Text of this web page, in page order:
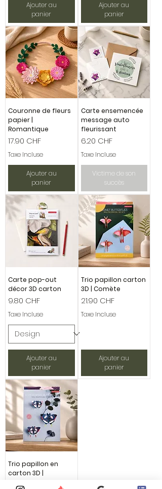
Ajouter au
panier
Ajouter au
panier
Couronne de fleurs
papier |
Romantique
Prix
17.90 CHF
Taxe Incluse
Ajouter au
panier
Carte ensemencée
message auto
fleurissant
Prix
6.20 CHF
Taxe Incluse
Victime de son
succès
Carte pop-out
décor 3D carton
Prix
9.80 CHF
Taxe Incluse
Ajouter au
panier
Trio papillon carton
3D | Comète
Prix
21.90 CHF
Taxe Incluse
Ajouter au
panier
Trio papillon en
carton 3D |